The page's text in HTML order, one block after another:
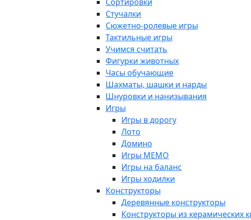
Стучалки
Сюжетно-ролевые игры
Тактильные игры
Учимся считать
Фигурки животных
Часы обучающие
Шахматы, шашки и нарды
Шнуровки и нанизывания
Игры
Игры в дорогу
Лото
Домино
Игры МЕМО
Игры на баланс
Игры ходилки
Конструкторы
Деревянные конструкторы
Конструкторы из керамических